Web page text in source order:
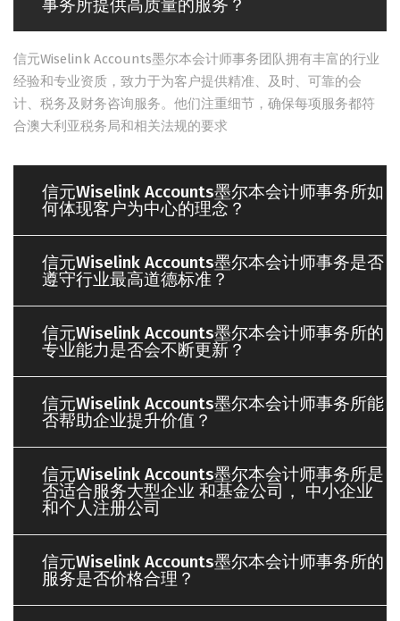
事务所提供高质量的服务？
信元Wiselink Accounts墨尔本会计师事务团队拥有丰富的行业
经验和专业资质，致力于为客户提供精准、 及时、可靠的会
计、税务及财务咨询服务。他们注重细节， 确保每项服务都符
合澳大利亚税务局和相关法规的要求
信元Wiselink Accounts墨尔本会计师事务所如
何体现客户为中心的理念？
信元Wiselink Accounts墨尔本会计师事务是否
遵守行业最高道德标准？
信元Wiselink Accounts墨尔本会计师事务所的
专业能力是否会不断更新？
信元Wiselink Accounts墨尔本会计师事务所能
否帮助企业提升价值？
信元Wiselink Accounts墨尔本会计师事务所是
否适合服务大型企业 和基金公司， 中小企业
和个人注册公司
信元Wiselink Accounts墨尔本会计师事务所的
服务是否价格合理？